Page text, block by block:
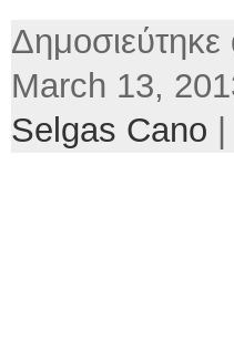
March 13,
Selgas Cano |